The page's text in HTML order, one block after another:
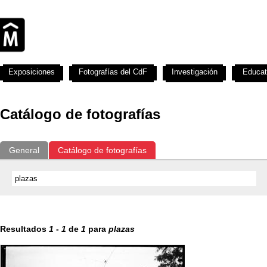
Catálogo de fotografías
General Catálogo de fotografías
Resultados 1 - 1 de 1 para plazas
Exposiciones Fotografías del CdF Investigación